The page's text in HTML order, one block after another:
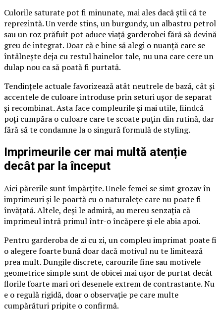
Culorile saturate pot fi minunate, mai ales dacă știi că te
reprezintă. Un verde stins, un burgundy, un albastru petrol
sau un roz prăfuit pot aduce viață garderobei fără să devină
greu de integrat. Doar că e bine să alegi o nuanță care se
întâlnește deja cu restul hainelor tale, nu una care cere un
dulap nou ca să poată fi purtată.
Tendințele actuale favorizează atât neutrele de bază, cât și
accentele de culoare introduse prin seturi ușor de separat
și recombinat. Asta face compleurile și mai utile, fiindcă
poți cumpăra o culoare care te scoate puțin din rutină, dar
fără să te condamne la o singură formulă de styling.
Imprimeurile cer mai multă atenție
decât par la început
Aici părerile sunt împărțite. Unele femei se simt grozav în
imprimeuri și le poartă cu o naturalețe care nu poate fi
învățată. Altele, deși le admiră, au mereu senzația că
imprimeul intră primul într-o încăpere și ele abia apoi.
Pentru garderoba de zi cu zi, un compleu imprimat poate fi
o alegere foarte bună doar dacă motivul nu te limitează
prea mult. Dungile discrete, carourile fine sau motivele
geometrice simple sunt de obicei mai ușor de purtat decât
florile foarte mari ori desenele extrem de contrastante. Nu
e o regulă rigidă, doar o observație pe care multe
cumpărături pripite o confirmă.